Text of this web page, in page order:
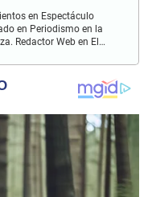
en Espectáculo
en Periodismo en la
Redactor Web en El